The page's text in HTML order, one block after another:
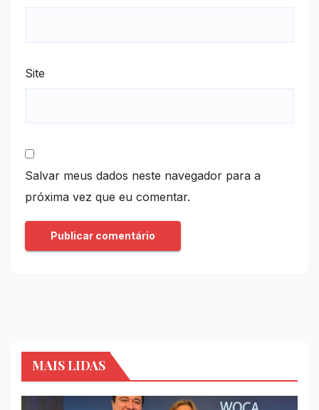
Site
Salvar meus dados neste navegador para a
próxima vez que eu comentar.
MAIS LIDAS